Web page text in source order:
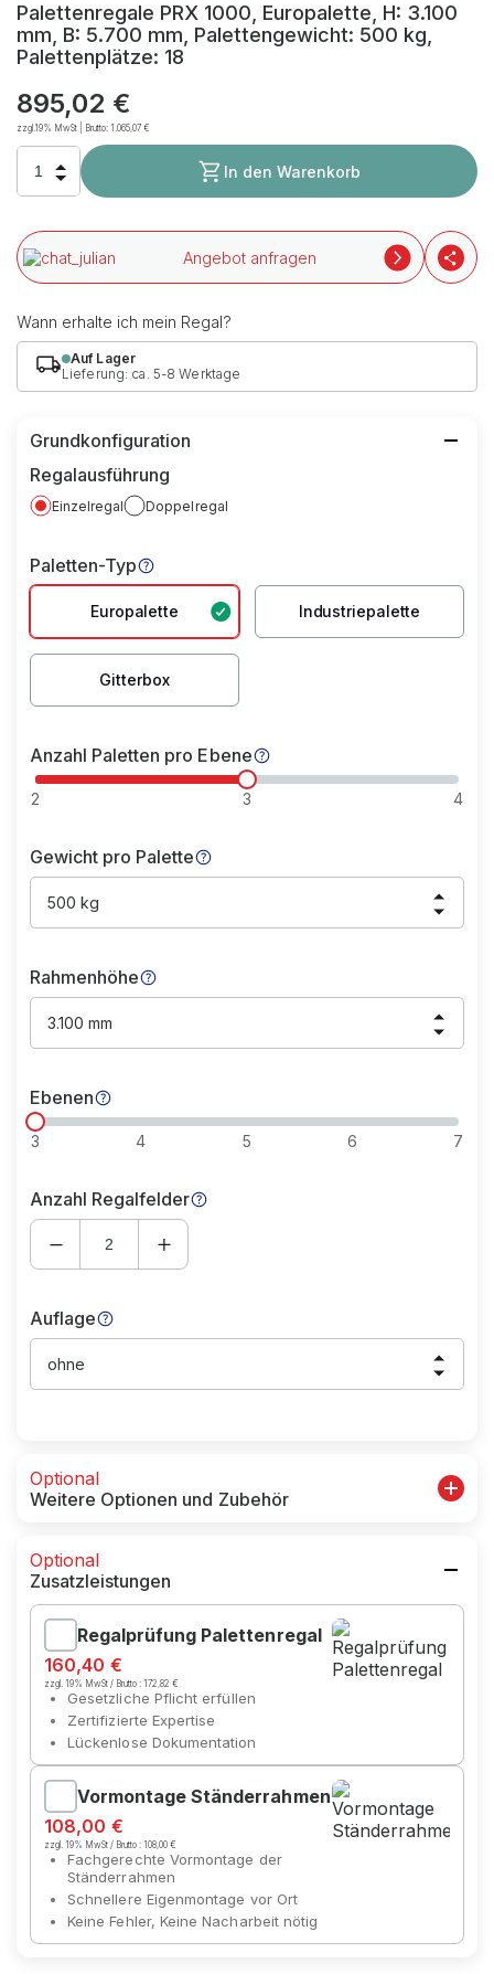
Palettenregale PRX 1000, Europalette, H: 3.100
mm, B: 5.700 mm, Palettengewicht: 500 kg,
Palettenplätze: 18
895,02 €
zzgl.19% MwSt | Brutto:1.065,07 €
In den Warenkorb
Angebot anfragen
Wann erhalte ich mein Regal?
Auf Lager
Lieferung: ca. 5-8 Werktage
Grundkonfiguration
Regalausführung
Einzelregal Doppelregal
Paletten-Typ
Europalette Industriepalette
Gitterbox
Anzahl Paletten pro Ebene
2 3 4
Gewicht pro Palette
500 kg
Rahmenhöhe
3.100 mm
Ebenen
3 4 5 6 7
Anzahl Regalfelder
Auflage
ohne
Optional
Weitere Optionen und Zubehör
Optional
Zusatzleistungen
Regalprüfung Palettenregal
160,40 €
zzgl. 19% MwSt / Brutto :172,82 €
Gesetzliche Pflicht erfüllen
Zertifizierte Expertise
Lückenlose Dokumentation
Vormontage Ständerrahmen
108,00 €
zzgl. 19% MwSt / Brutto :108,00 €
Fachgerechte Vormontage der
Ständerrahmen
Schnellere Eigenmontage vor Ort
Keine Fehler, Keine Nacharbeit nötig